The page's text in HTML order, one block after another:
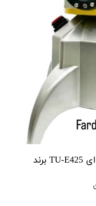
دستگاه فرز تیز کن سفینه ای TU-E425 برند